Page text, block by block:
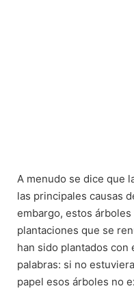
A menudo se dice que
las principales causas
embargo, estos
plantaciones que se
han sido plantados
palabras: si no
papel esos árboles no